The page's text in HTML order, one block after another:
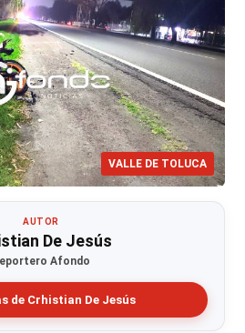
VALLE DE TOLUCA
AUTOR
De Jesús
Afondo
de Crhistian De Jesús